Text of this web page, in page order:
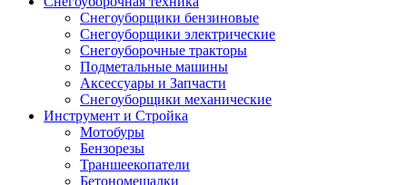
Снегоуборщики бензиновые
Снегоуборщики электрические
Снегоуборочные тракторы
Подметальные машины
Аксессуары и Запчасти
Снегоуборщики механические
Инструмент и Стройка
Мотобуры
Бензорезы
Траншеекопатели
Бетономешалки